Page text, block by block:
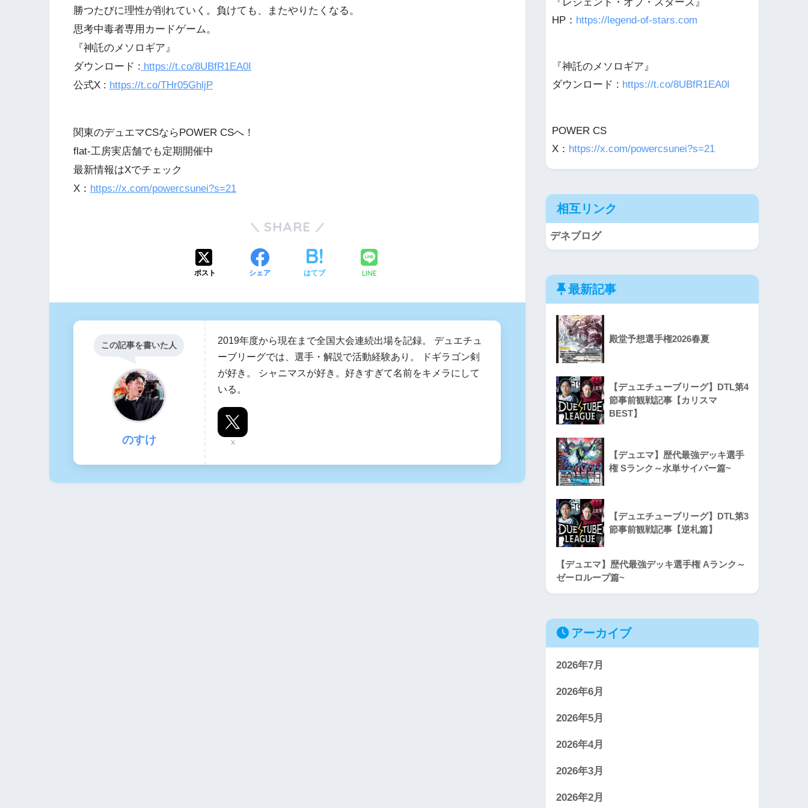
勝つたびに理性が削れていく。負けても、またやりたくなる。
思考中毒者専用カードゲーム。
『神託のメソロギア』
ダウンロード : https://t.co/8UBfR1EA0I
公式X : https://t.co/THr05GhljP
関東のデュエマCSならPOWER CSへ！
flat-工房実店舗でも定期開催中
最新情報はXでチェック
X： https://x.com/powercsunei?s=21
SHARE
ポスト シェア はてブ LINE
この記事を書いた人
のすけ
2019年度から現在まで全国大会連続出場を記録。 デュエチュ
ーブリーグでは、選手・解説で活動経験あり。 ドギラゴン剣
が好き。 シャニマスが好き。好きすぎて名前をキメラにして
いる。
X
HP： https://legend-of-stars.com
『神託のメソロギア』
ダウンロード : https://t.co/8UBfR1EA0I
POWER CS
X： https://x.com/powercsunei?s=21
相互リンク
デネブログ
最新記事
殿堂予想選手権2026春夏
【デュエチューブリーグ】DTL第4
節事前観戦記事【カリスマ
BEST】
【デュエマ】歴代最強デッキ選手
権 Sランク～水単サイバー篇~
【デュエチューブリーグ】DTL第3
節事前観戦記事【逆札篇】
【デュエマ】歴代最強デッキ選手権 Aランク～
ゼーロループ篇~
アーカイブ
2026年7月
2026年6月
2026年5月
2026年4月
2026年3月
2026年2月